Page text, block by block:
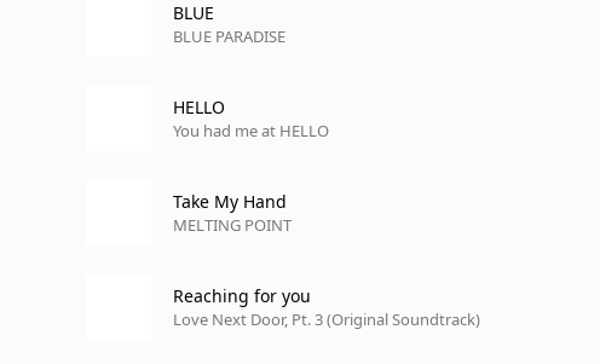
BLUE
BLUE PARADISE
HELLO
You had me at HELLO
Take My Hand
MELTING POINT
Reaching for you
Love Next Door, Pt. 3 (Original Soundtrack)